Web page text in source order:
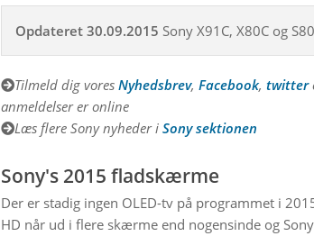
Opdateret 30.09.2015 Sony X91C, X80C og
Tilmeld dig vores Nyhedsbrev, Facebook, twitter
anmeldelser er online
Læs flere Sony nyheder i Sony sektionen
Sony's 2015 fladskærme
Der er stadig ingen OLED-tv på programmet i
HD når ud i flere skærme end nogensinde og